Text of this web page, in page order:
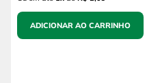
ADICIONAR AO CARRINHO